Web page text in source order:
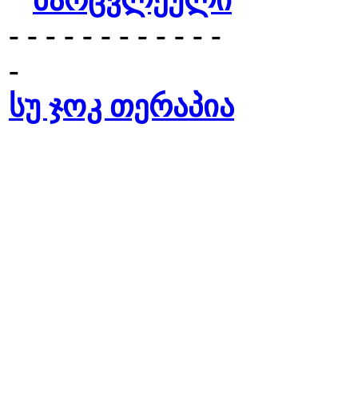
- - - - - - - - - - - -
-
სუ ჯოკ თერაპია